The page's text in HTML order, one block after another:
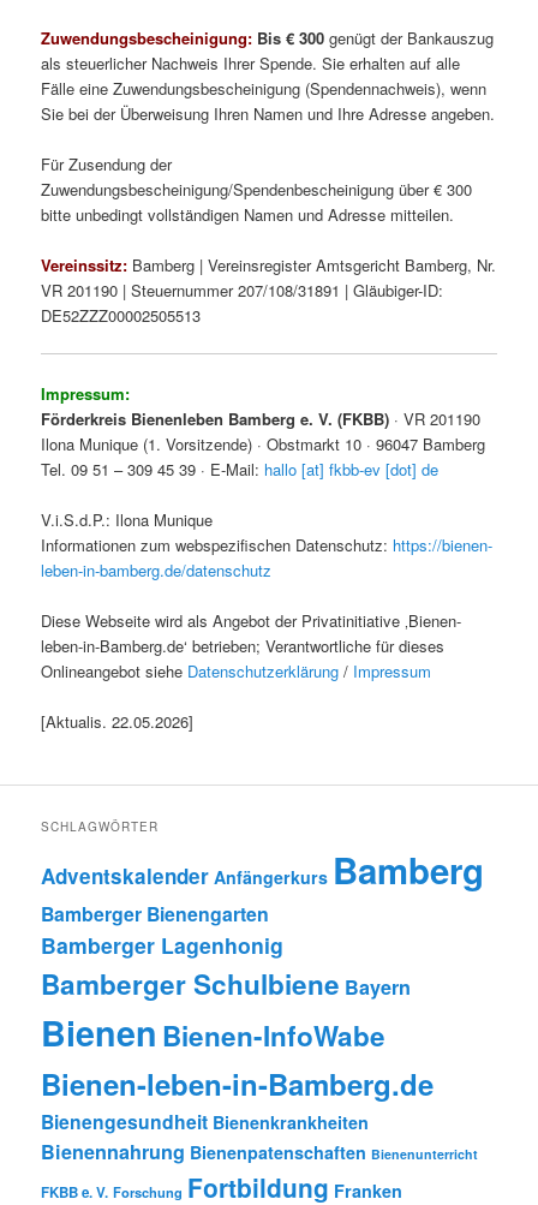
Zuwendungsbescheinigung: Bis € 300 genügt der Bankauszug
als steuerlicher Nachweis Ihrer Spende. Sie erhalten auf alle
Fälle eine Zuwendungsbescheinigung (Spendennachweis), wenn
Sie bei der Überweisung Ihren Namen und Ihre Adresse angeben.
Für Zusendung der
Zuwendungsbescheinigung/Spendenbescheinigung über € 300
bitte unbedingt vollständigen Namen und Adresse mitteilen.
Vereinssitz: Bamberg | Vereinsregister Amtsgericht Bamberg, Nr.
VR 201190 | Steuernummer 207/108/31891 | Gläubiger-ID:
DE52ZZZ00002505513
Impressum:
Förderkreis Bienenleben Bamberg e. V. (FKBB) · VR 201190
Ilona Munique (1. Vorsitzende) · Obstmarkt 10 · 96047 Bamberg
Tel. 09 51 – 309 45 39 · E-Mail: hallo [at] fkbb-ev [dot] de
V.i.S.d.P.: Ilona Munique
Informationen zum webspezifischen Datenschutz: https://bienen-
leben-in-bamberg.de/datenschutz
Diese Webseite wird als Angebot der Privatinitiative ‚Bienen-
leben-in-Bamberg.de‘ betrieben; Verantwortliche für dieses
Onlineangebot siehe Datenschutzerklärung / Impressum
[Aktualis. 22.05.2026]
SCHLAGWÖRTER
Adventskalender Anfängerkurs Bamberg
Bamberger Bienengarten
Bamberger Lagenhonig
Bamberger Schulbiene Bayern
Bienen Bienen-InfoWabe
Bienen-leben-in-Bamberg.de
Bienengesundheit Bienenkrankheiten
Bienennahrung Bienenpatenschaften Bienenunterricht
FKBB e. V. Forschung Fortbildung Franken